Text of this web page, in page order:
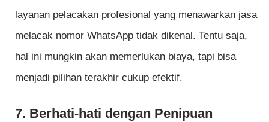
layanan pelacakan profesional yang menawarkan jasa
melacak nomor WhatsApp tidak dikenal. Tentu saja,
hal ini mungkin akan memerlukan biaya, tapi bisa
menjadi pilihan terakhir cukup efektif.
7. Berhati-hati dengan Penipuan